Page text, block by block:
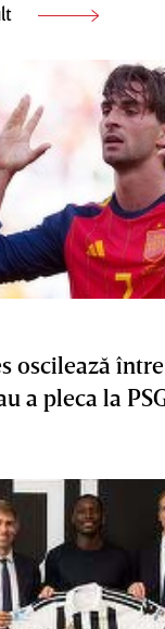
oscilează
a pleca la